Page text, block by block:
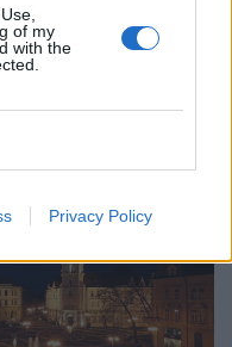
of my
with the
Privacy Policy
hogy a helyi